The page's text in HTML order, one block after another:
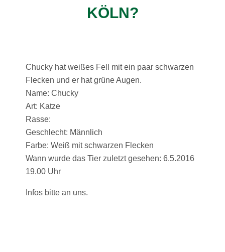
KÖLN?
Chucky hat weißes Fell mit ein paar schwarzen
Flecken und er hat grüne Augen.
Name: Chucky
Art: Katze
Rasse:
Geschlecht: Männlich
Farbe: Weiß mit schwarzen Flecken
Wann wurde das Tier zuletzt gesehen: 6.5.2016
19.00 Uhr
Infos bitte an uns.